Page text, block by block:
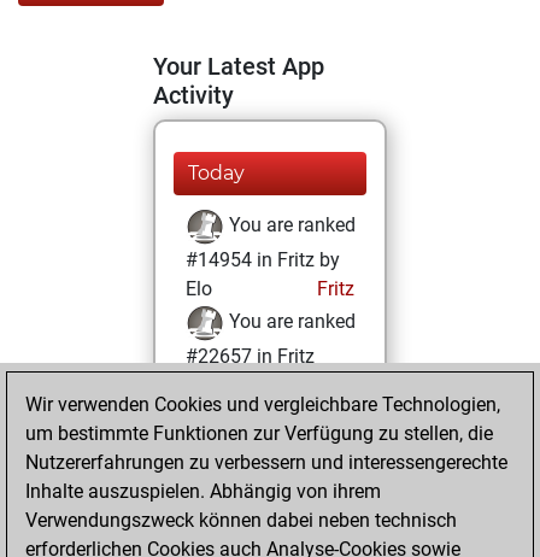
Your Latest App
Activity
Today
You are ranked
#14954 in Fritz by
Elo
Fritz
You are ranked
#22657 in Fritz
Sonntag,
Oktober 29, 2023
You achieved a
BeautyScore of 1
Wir verwenden Cookies und vergleichbare Technologien,
um bestimmte Funktionen zur Verfügung zu stellen, die
Nutzererfahrungen zu verbessern und interessengerechte
Inhalte auszuspielen. Abhängig von ihrem
Verwendungszweck können dabei neben technisch
erforderlichen Cookies auch Analyse-Cookies sowie